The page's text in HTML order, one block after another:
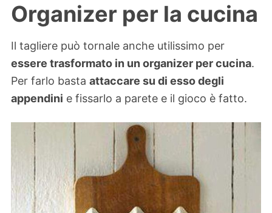
Organizer per la cucina
Il tagliere può tornale anche utilissimo per
essere trasformato in un organizer per cucina.
Per farlo basta attaccare su di esso degli
appendini e fissarlo a parete e il gioco è fatto.